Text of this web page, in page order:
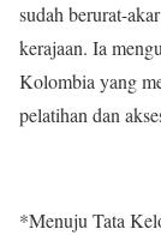
sudah berurat-
kerajaan. Ia
Kolombia yang
pelatihan dan
*Menuju Tata